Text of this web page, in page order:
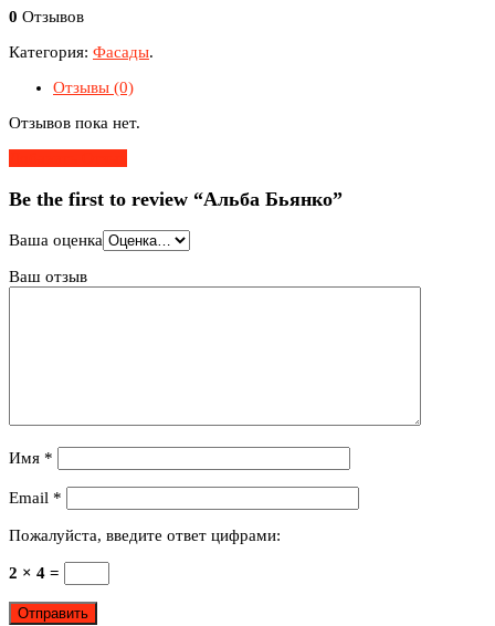
0 Отзывов
Категория: Фасады.
Отзывы (0)
Отзывов пока нет.
Be the first to review “Альба Бьянко”
Ваша оценка
Ваш отзыв
Имя *
Email *
Пожалуйста, введите ответ цифрами:
2 × 4 =